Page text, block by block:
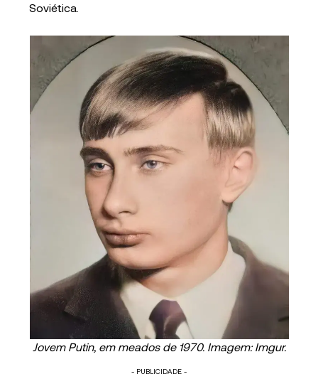
Soviética.
Jovem Putin, em meados de 1970. Imagem: Imgur.
- PUBLICIDADE -